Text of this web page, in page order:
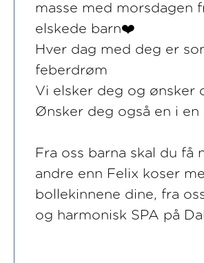
masse med morsdagen
elskede barn❤️
Hver dag med deg er
feberdrøm
Vi elsker deg og ønsker
Ønsker deg også en i
Fra oss barna skal du få
andre enn Felix koser
bollekinnene dine, fra
og harmonisk SPA på